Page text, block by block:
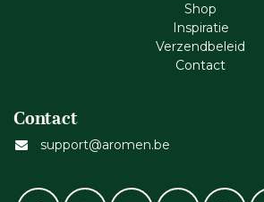
Shop
Inspiratie
Verzendbeleid
Cont​act
Contact
support@aromen.be